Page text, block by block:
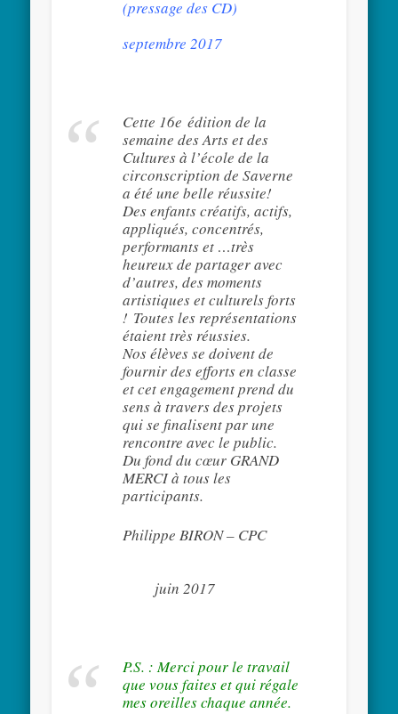
(pressage des CD)
septembre 2017
Cette 16e édition de la
semaine des Arts et des
Cultures à l’école de la
circonscription de Saverne
a été une belle réussite!
Des enfants créatifs, actifs,
appliqués, concentrés,
performants et …très
heureux de partager avec
d’autres, des moments
artistiques et culturels forts
! Toutes les représentations
étaient très réussies.
Nos élèves se doivent de
fournir des efforts en classe
et cet engagement prend du
sens à travers des projets
qui se finalisent par une
rencontre avec le public.
Du fond du cœur GRAND
MERCI à tous les
participants.
Philippe BIRON – CPC
juin 2017
P.S. : Merci pour le travail
que vous faites et qui régale
mes oreilles chaque année.